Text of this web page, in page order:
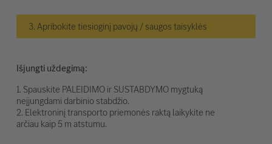
3. Apribokite tiesioginį pavojų / saugos taisyklės
Išjungti uždegimą:
1. Spauskite PALEIDIMO ir SUSTABDYMO mygtuką
neįjungdami darbinio stabdžio.
2. Elektroninį transporto priemonės raktą laikykite ne
arčiau kaip 5 m atstumu.